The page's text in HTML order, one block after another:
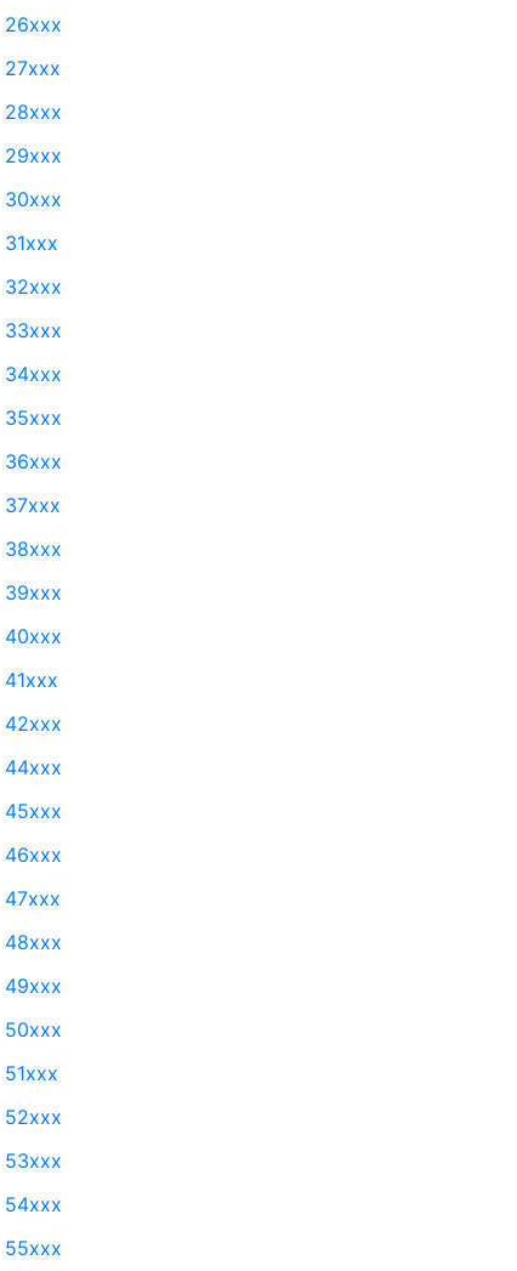
26xxx
27xxx
28xxx
29xxx
30xxx
31xxx
32xxx
33xxx
34xxx
35xxx
36xxx
37xxx
38xxx
39xxx
40xxx
41xxx
42xxx
44xxx
45xxx
46xxx
47xxx
48xxx
49xxx
50xxx
51xxx
52xxx
53xxx
54xxx
55xxx